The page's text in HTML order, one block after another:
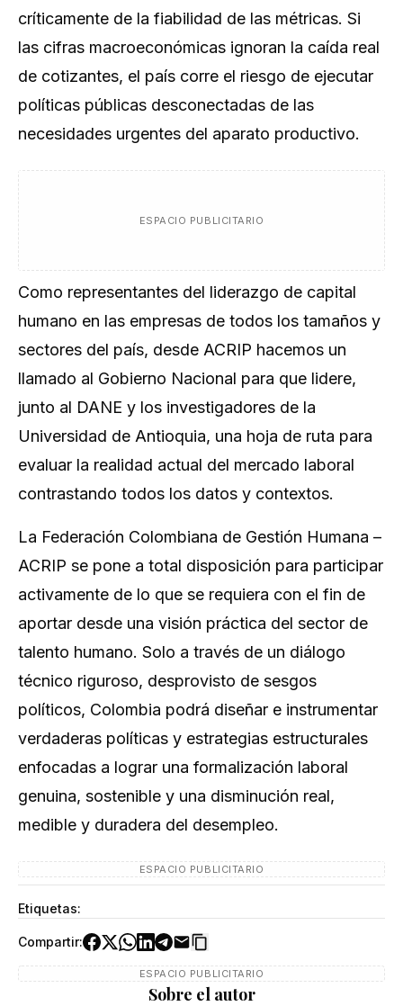
críticamente de la fiabilidad de las métricas. Si
las cifras macroeconómicas ignoran la caída real
de cotizantes, el país corre el riesgo de ejecutar
políticas públicas desconectadas de las
necesidades urgentes del aparato productivo.
ESPACIO PUBLICITARIO
Como representantes del liderazgo de capital
humano en las empresas de todos los tamaños y
sectores del país, desde ACRIP hacemos un
llamado al Gobierno Nacional para que lidere,
junto al DANE y los investigadores de la
Universidad de Antioquia, una hoja de ruta para
evaluar la realidad actual del mercado laboral
contrastando todos los datos y contextos.
La Federación Colombiana de Gestión Humana –
ACRIP se pone a total disposición para participar
activamente de lo que se requiera con el fin de
aportar desde una visión práctica del sector de
talento humano. Solo a través de un diálogo
técnico riguroso, desprovisto de sesgos
políticos, Colombia podrá diseñar e instrumentar
verdaderas políticas y estrategias estructurales
enfocadas a lograr una formalización laboral
genuina, sostenible y una disminución real,
medible y duradera del desempleo.
ESPACIO PUBLICITARIO
Etiquetas:
Compartir:
ESPACIO PUBLICITARIO
Sobre el autor